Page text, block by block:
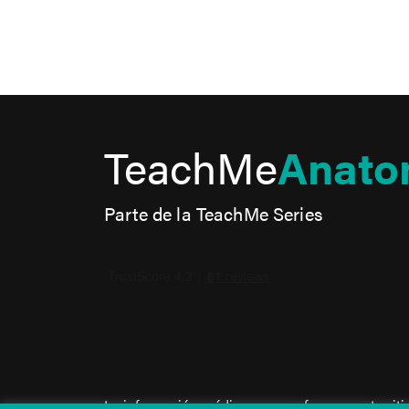
TeachMe
Parte de la TeachMe Series